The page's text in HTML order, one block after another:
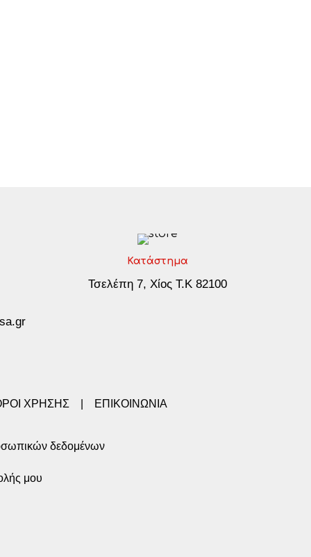
Κατάστημα
Τσελέπη 7, Χίος Τ.Κ 82100
ΧΡΗΣΗΣ ΕΠΙΚΟΙΝΩΝΙΑ
δεδομένων
μου